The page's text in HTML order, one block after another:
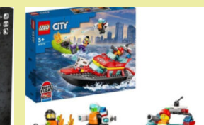
ZVEZDA
Озорные
шашки,
логическая,
ZV-
8656